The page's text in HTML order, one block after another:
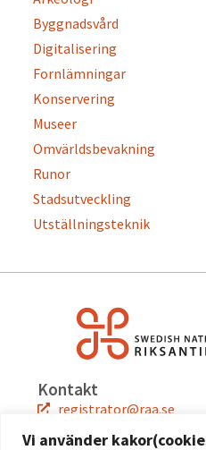
Vi använder
Byggnadsvård
Digitalisering
Fornlämningar
Konservering
Museer
Omvärldsbevakning
Runor
Stadsutveckling
Utställningsteknik
Kontakt
registrator@raa.se
08-5191 80 00